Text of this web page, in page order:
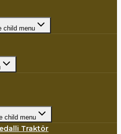
child menu
child menu
Traktör